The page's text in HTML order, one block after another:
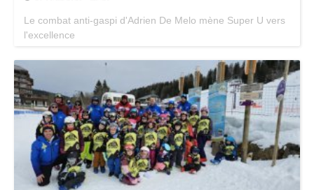
Le combat anti-gaspi d'Adrien De Melo mène Super U vers
l'excellence